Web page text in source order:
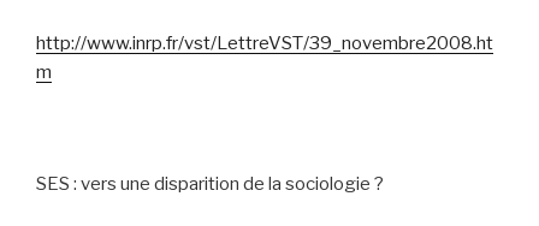
http://www.inrp.fr/vst/LettreVST/39_novembre2008.ht
m
SES : vers une disparition de la sociologie ?